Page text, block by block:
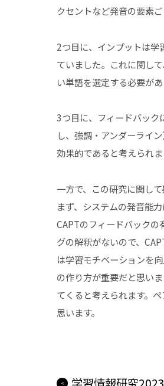
クセントなど発音の要素
2つ目に、インプットは学
ていました。これに関し
い単語を選定する必要があ
3つ目に、フィードバック
し、強調・アンダーライ
効果的であると考えられま
一方で、この研究に関し
まず、システムの発音能
CAPTのフィードバック
グの解釈がないので、
は学習モチベーションを
の作り方が重要だと思い
てくると考えられます。
思います。